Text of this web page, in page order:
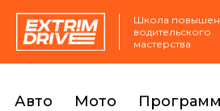
Школа
водительского
мастерства
Авто Мото